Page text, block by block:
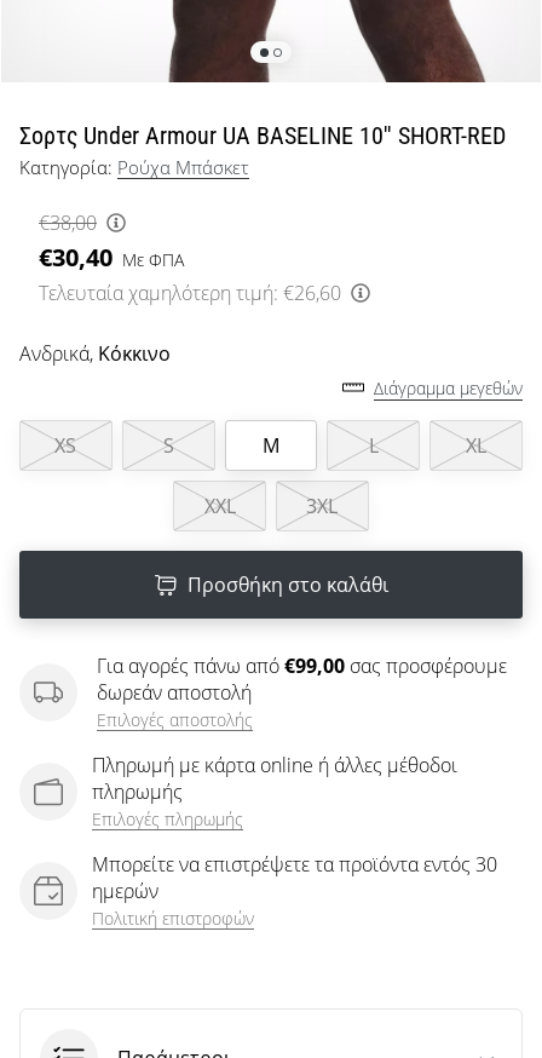
μπάσκετ
όπως
εμείς;
μαζί
μας
ως
πρεσβευτής
μάρκας
άρθρων
Σορτς Under Armour UA BASELINE 10'' SHORT-RED
Κατηγορία: Ρούχα Μπάσκετ
€38,00
€30,40 Με ΦΠΑ
Τελευταία χαμηλότερη τιμή: €26,60
Ανδρικά, Κόκκινο
Διάγραμμα μεγεθών
XS S M L XL
XXL 3XL
Προσθήκη στο καλάθι
Για αγορές πάνω από€99,00 σας προσφέρουμε
δωρεάν αποστολή
Επιλογές αποστολής
Πληρωμή με κάρτα online ή άλλες μέθοδοι
πληρωμής
Επιλογές πληρωμής
Μπορείτε να επιστρέψετε τα προϊόντα εντός 30
ημερών
Πολιτική επιστροφών